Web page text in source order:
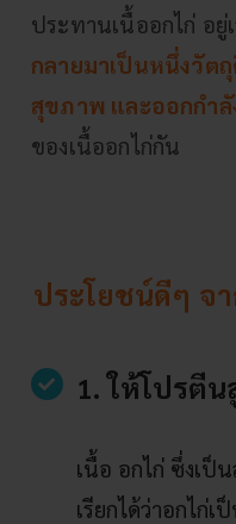
ประทานเนื้ออกไก่ อยู่
กลายมาเป็นหนึ่งวัต
สุขภาพ และออกกำลั
ของเนื้ออกไก่กัน
ประโยชน์ดีๆ จ
1. ให้โปรตี
เนื้อ อกไก่ ซึ่งเป็
เรียกได้ว่าอกไก่